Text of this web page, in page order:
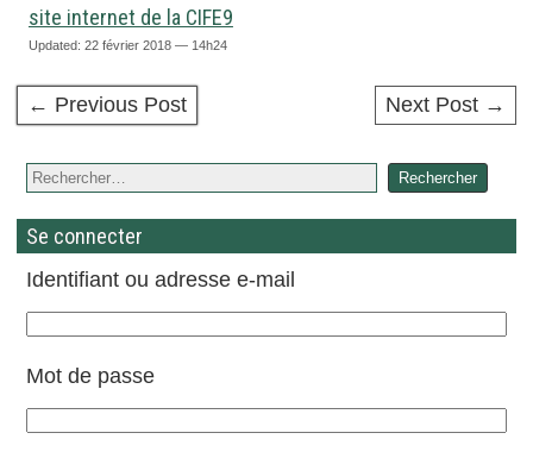
site internet de la CIFE9
Updated: 22 février 2018 — 14h24
← Previous Post Next Post →
Se connecter
Identifiant ou adresse e-mail
Mot de passe